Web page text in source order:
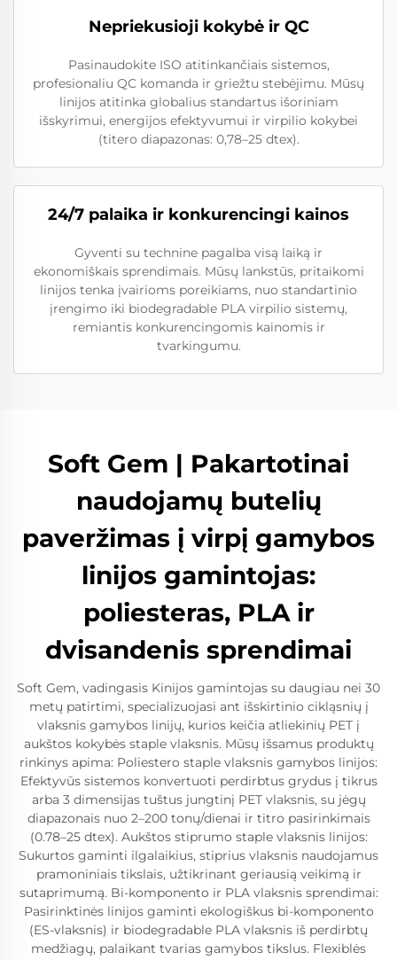
Nepriekusioji kokybė ir QC
Pasinaudokite ISO atitinkančiais sistemos,
profesionaliu QC komanda ir griežtu stebėjimu. Mūsų
linijos atitinka globalius standartus išoriniam
išskyrimui, energijos efektyvumui ir virpilio kokybei
(titero diapazonas: 0,78–25 dtex).
24/7 palaika ir konkurencingi kainos
Gyventi su technine pagalba visą laiką ir
ekonomiškais sprendimais. Mūsų lankstūs, pritaikomi
linijos tenka įvairioms poreikiams, nuo standartinio
įrengimo iki biodegradable PLA virpilio sistemų,
remiantis konkurencingomis kainomis ir
tvarkingumu.
Soft Gem | Pakartotinai
naudojamų butelių
paveržimas į virpį gamybos
linijos gamintojas:
poliesteras, PLA ir
dvisandenis sprendimai
Soft Gem, vadingasis Kinijos gamintojas su daugiau nei 30
metų patirtimi, specializuojasi ant išskirtinio cikląsnių į
vlaksnis gamybos linijų, kurios keičia atliekinių PET į
aukštos kokybės staple vlaksnis. Mūsų išsamus produktų
rinkinys apima: Poliestero staple vlaksnis gamybos linijos:
Efektyvūs sistemos konvertuoti perdirbtus grydus į tikrus
arba 3 dimensijas tuštus jungtinį PET vlaksnis, su jėgų
diapazonais nuo 2–200 tonų/dienai ir titro pasirinkimais
(0.78–25 dtex). Aukštos stiprumo staple vlaksnis linijos:
Sukurtos gaminti ilgalaikius, stiprius vlaksnis naudojamus
pramoniniais tikslais, užtikrinant geriausią veikimą ir
sutaprimumą. Bi-komponento ir PLA vlaksnis sprendimai:
Pasirinktinės linijos gaminti ekologiškus bi-komponento
(ES-vlaksnis) ir biodegradable PLA vlaksnis iš perdirbtų
medžiagų, palaikant tvarias gamybos tikslus. Flexiblės